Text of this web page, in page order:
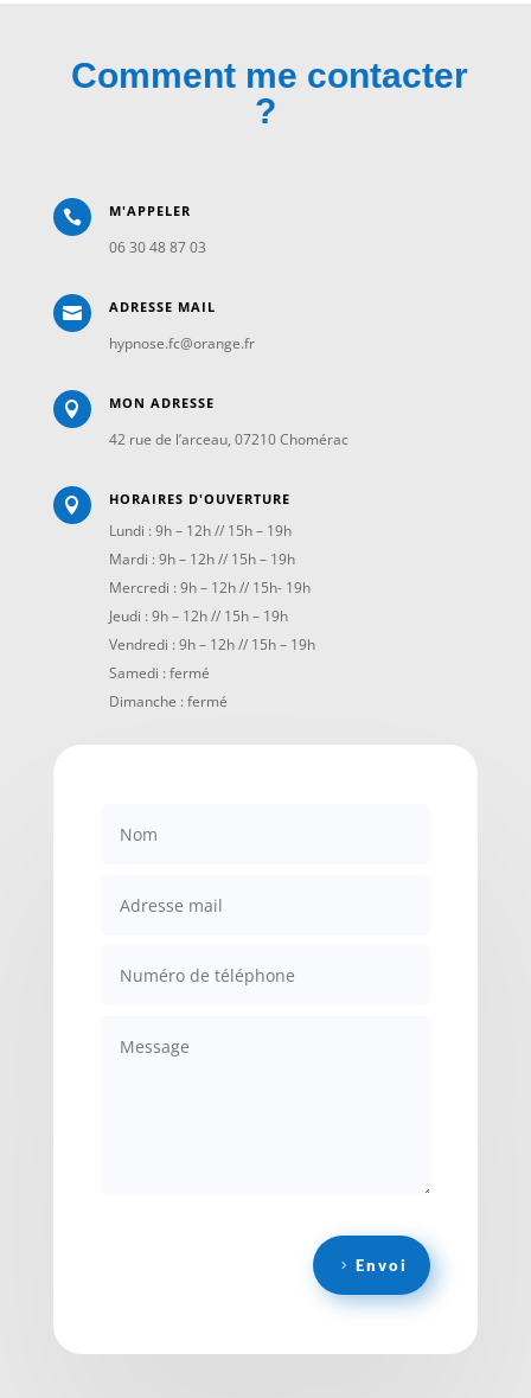
Comment me contacter
?
 M'APPELER
06 30 48 87 03
 ADRESSE MAIL
hypnose.fc@orange.fr
 MON ADRESSE
42 rue de l’arceau, 07210 Chomérac
 HORAIRES D'OUVERTURE
Lundi : 9h – 12h // 15h – 19h
Mardi : 9h – 12h // 15h – 19h
Mercredi : 9h – 12h // 15h- 19h
Jeudi : 9h – 12h // 15h – 19h
Vendredi : 9h – 12h // 15h – 19h
Samedi : fermé
Dimanche : fermé
Envoi